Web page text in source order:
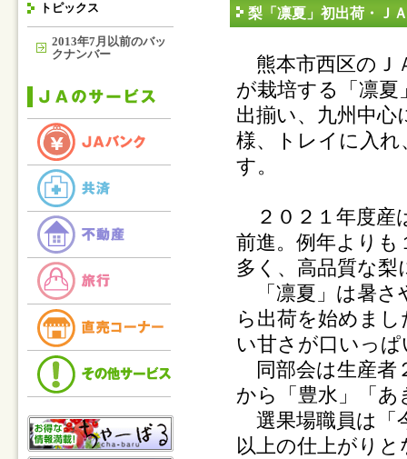
トピックス
2013年7月以前のバッ
クナンバー
梨「凛夏」初出荷・Ｊ
熊本市西区のＪ
が栽培する「凛
出揃い、九州中
様、トレイに入
す。
２０２１年度産
前進。例年より
多く、高品質な
「凛夏」は暑さ
ら出荷を始めま
い甘さが口いっ
同部会は生産者
から「豊水」「
選果場職員は「
以上の仕上がり